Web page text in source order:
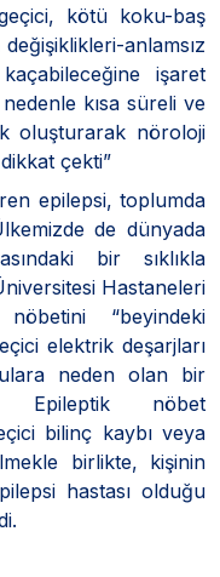
kötü koku-baş
anlamsız
işaret
kısa süreli ve
oluşturarak nöroloji
çekti”
epilepsi, toplumda
de dünyada
bir sıklıkla
Hastaneleri
“beyindeki
elektrik deşarjları
neden olan bir
Epileptik nöbet
bilinç kaybı veya
birlikte, kişinin
hastası olduğu